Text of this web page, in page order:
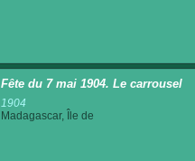
Fête du 7 mai 1904. Le carrousel
1904
Madagascar, Île de